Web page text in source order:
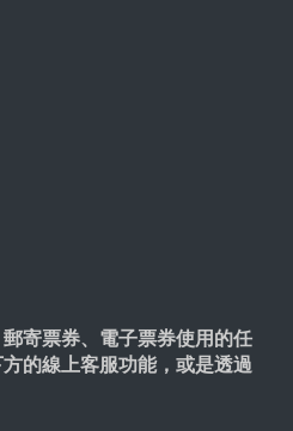
寄票券、電子票券使用的任
的線上客服功能，或是透過